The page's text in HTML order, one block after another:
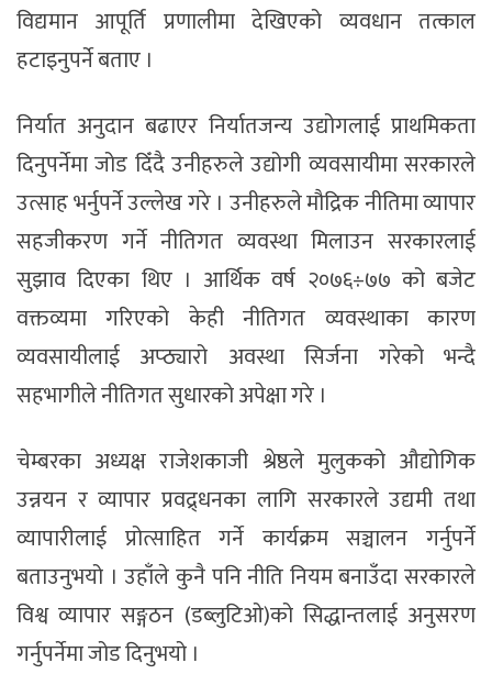
विद्यमान आपूर्ति प्रणालीमा देखिएको व्यवधान तत्काल
हटाइनुपर्ने बताए ।
निर्यात अनुदान बढाएर निर्यातजन्य उद्योगलाई प्राथमिकता
दिनुपर्नेमा जोड दिँदै उनीहरुले उद्योगी व्यवसायीमा सरकारले
उत्साह भर्नुपर्ने उल्लेख गरे । उनीहरुले मौद्रिक नीतिमा व्यापार
सहजीकरण गर्ने नीतिगत व्यवस्था मिलाउन सरकारलाई
सुझाव दिएका थिए । आर्थिक वर्ष २०७६÷७७ को बजेट
वक्तव्यमा गरिएको केही नीतिगत व्यवस्थाका कारण
व्यवसायीलाई अप्ठ्यारो अवस्था सिर्जना गरेको भन्दै
सहभागीले नीतिगत सुधारको अपेक्षा गरे ।
चेम्बरका अध्यक्ष राजेशकाजी श्रेष्ठले मुलुकको औद्योगिक
उन्नयन र व्यापार प्रवद्र्धनका लागि सरकारले उद्यमी तथा
व्यापारीलाई प्रोत्साहित गर्ने कार्यक्रम सञ्चालन गर्नुपर्ने
बताउनुभयो । उहाँले कुनै पनि नीति नियम बनाउँदा सरकारले
विश्व व्यापार सङ्गठन (डब्लुटिओ)को सिद्धान्तलाई अनुसरण
गर्नुपर्नेमा जोड दिनुभयो ।